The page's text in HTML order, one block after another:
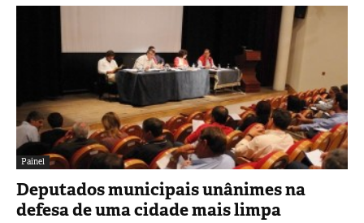
Painel
Deputados municipais unânimes na
defesa de uma cidade mais limpa